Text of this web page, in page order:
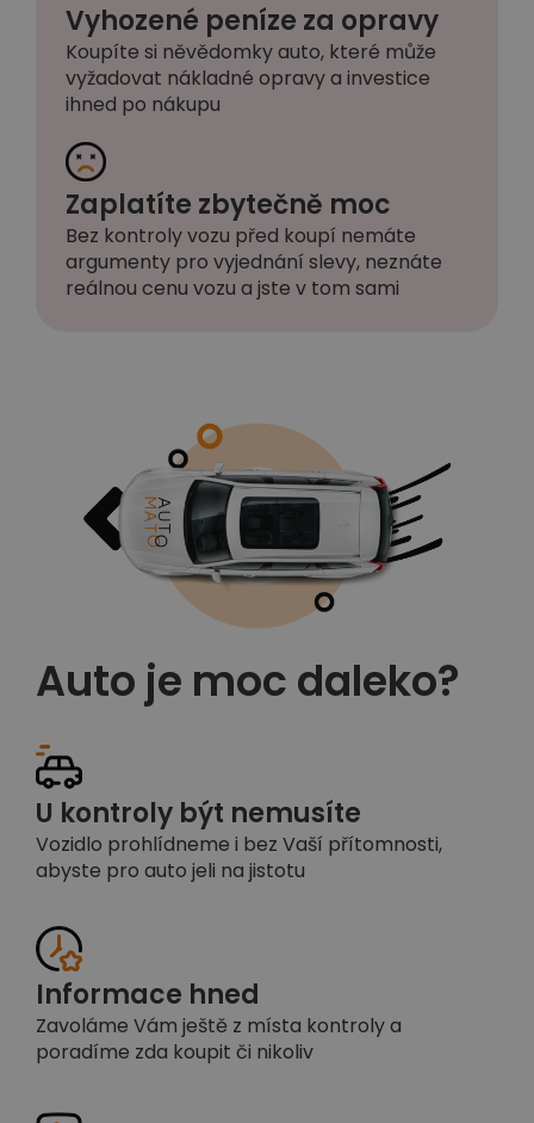
Vyhozené peníze za opravy
Koupíte si něvědomky auto, které může
vyžadovat nákladné opravy a investice
ihned po nákupu
Zaplatíte zbytečně moc
Bez kontroly vozu před koupí nemáte
argumenty pro vyjednání slevy, neznáte
reálnou cenu vozu a jste v tom sami
Auto je moc daleko?
U kontroly být nemusíte
Vozidlo prohlídneme i bez Vaší přítomnosti,
abyste pro auto jeli na jistotu
Informace hned
Zavoláme Vám ještě z místa kontroly a
poradíme zda koupit či nikoliv